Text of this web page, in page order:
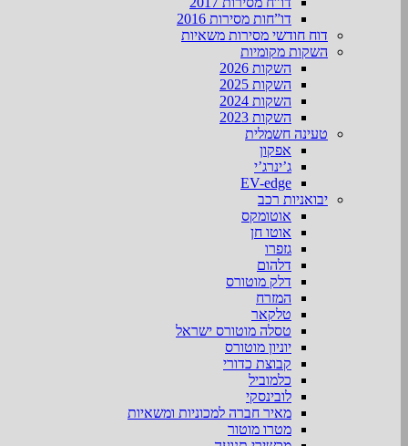
דו”חות מסירות 2016
דוח חודשי מסירות משאיות
השקות מקומיות
השקות 2026
השקות 2025
השקות 2024
השקות 2023
טעינה חשמלית
אפקון
ג’ינרג’י
EV-edge
יבואניות רכב
אוטומקס
אוטו חן
גזפרו
דלהום
דלק מוטורס
המזרח
טלקאר
טסלה מוטורס ישראל
יוניון מוטורס
קבוצת כדורי
כלמוביל
לובינסקי
מאיר חברה למכוניות ומשאיות
מטרו מוטור